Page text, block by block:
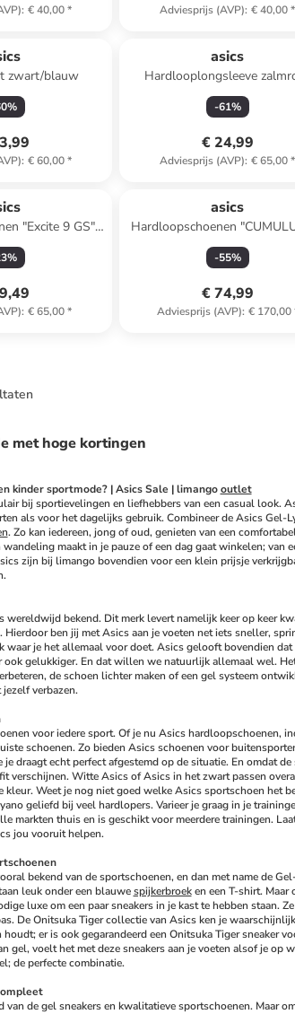
: € 40,00* Adviesprijs (AVP): € 40,00*
zwart/blauw
%
: € 60,00*
asics
Hardlooplongsleeve
-61%
€ 24,99
Adviesprijs (AVP): € 65,00*
"Excite 9 GS"
paars
%
: € 65,00*
asics
Hardloopschoenen
TR" donkerblauw
-55%
€ 74,99
Adviesprijs (AVP): € 170,00
met hoge kortingen
kinder sportmode? | Asics Sale | limango outlet
bij sportievelingen en liefhebbers van een casual look.
als voor het dagelijks gebruik. Combineer de Asics Gel-
. Zo kan iedereen, jong of oud, genieten van een
maakt in je pauze of een dag gaat winkelen; van
zijn bij limango bovendien voor een klein prijsje
wereldwijd bekend. Dit merk levert namelijk keer op keer
. Hierdoor ben jij met Asics aan je voeten net iets sneller,
waar je het allemaal voor doet. Asics gelooft bovendien
ook gelukkiger. En dat willen we natuurlijk allemaal wel.
de schoen lichter maken of een gel systeem
jezelf verbazen.
voor iedere sport. Of je nu Asics hardloopschoenen,
schoenen. Zo bieden Asics schoenen voor
draagt echt perfect afgestemd op de situatie. En omdat
verschijnen. Witte Asics of Asics in het zwart passen
kleur. Weet je nog niet goed welke Asics sportschoen het
geliefd bij veel hardlopers. Varieer je graag in je
markten thuis en is geschikt voor meerdere trainingen.
jou vooruit helpen.
bekend van de sportschoenen, en dan met name de
leuk onder een blauwe spijkerbroek en een T-shirt. Maar
luxe om een paar sneakers in je kast te hebben staan.
De Onitsuka Tiger collectie van Asics ken je
er is ook gegarandeerd een Onitsuka Tiger sneaker
gel, voelt het met deze sneakers aan je voeten alsof je
de perfecte combinatie.
van de gel sneakers en kwalitatieve sportschoenen. Maar